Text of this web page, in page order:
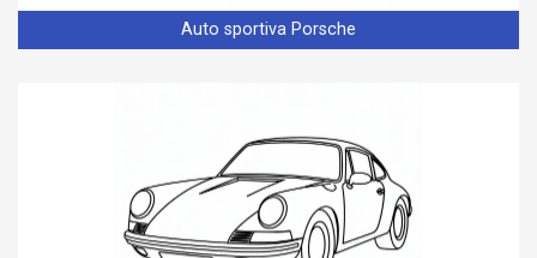
Auto sportiva Porsche